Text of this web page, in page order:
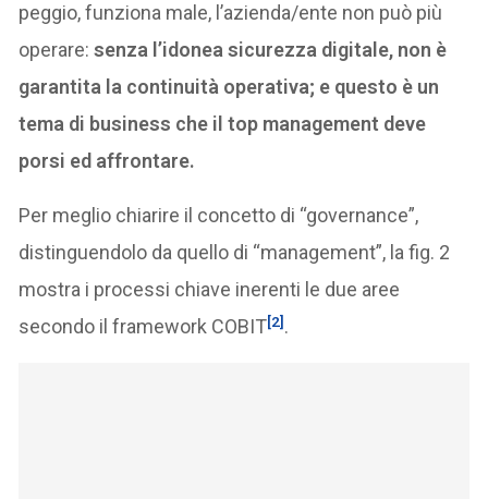
peggio, funziona male, l’azienda/ente non può più
operare:senza l’idonea sicurezza digitale, non è
garantita la continuità operativa; e questo è un
tema di business che il top management deve
porsi ed affrontare.
Per meglio chiarire il concetto di “governance”,
distinguendolo da quello di “management”, la fig. 2
mostra i processi chiave inerenti le due aree
secondo il framework COBIT[2].